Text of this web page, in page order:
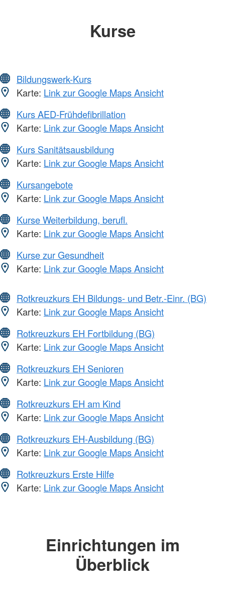
Kurse
Bildungswerk-Kurs
Karte: Link zur Google Maps Ansicht
Kurs AED-Frühdefibrillation
Karte: Link zur Google Maps Ansicht
Kurs Sanitätsausbildung
Karte: Link zur Google Maps Ansicht
Kursangebote
Karte: Link zur Google Maps Ansicht
Kurse Weiterbildung, berufl.
Karte: Link zur Google Maps Ansicht
Kurse zur Gesundheit
Karte: Link zur Google Maps Ansicht
Rotkreuzkurs EH Bildungs- und Betr.-Einr. (BG)
Karte: Link zur Google Maps Ansicht
Rotkreuzkurs EH Fortbildung (BG)
Karte: Link zur Google Maps Ansicht
Rotkreuzkurs EH Senioren
Karte: Link zur Google Maps Ansicht
Rotkreuzkurs EH am Kind
Karte: Link zur Google Maps Ansicht
Rotkreuzkurs EH-Ausbildung (BG)
Karte: Link zur Google Maps Ansicht
Rotkreuzkurs Erste Hilfe
Karte: Link zur Google Maps Ansicht
Einrichtungen im
Überblick